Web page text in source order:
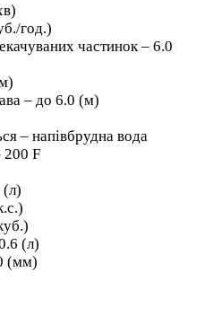
год.)
частинок – 6.0
– до 6.0 (м)
– напівбрудна вода
200 F
(л)
(л)
(мм)